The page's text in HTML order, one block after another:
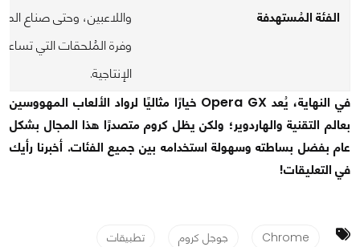
الفئة المُستهدفة
واللاعبين، وحتى صناع
وفرة المُلحقات التي
الإنتاجية.
في النهاية، يُعد Opera GX خيارًا مثاليًا لرواد الألعاب المهووسين
بعالم التقنية والهاردوير؛ ولكن يظل كروم متصدرًا هذا المجال بشكل
عام بفضل بساطته وسهولة استخدامه بين جميع الفئات. أخبرنا رأيك
في التعليقات!
Chrome جوجل كروم تطبيقات